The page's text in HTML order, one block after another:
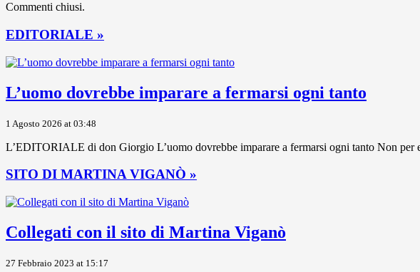
Commenti chiusi.
EDITORIALE »
L’uomo dovrebbe imparare a fermarsi ogni tanto
1 Agosto 2026 at 03:48
L’EDITORIALE di don Giorgio L’uomo dovrebbe imparare a fermarsi ogni tanto Non per
SITO DI MARTINA VIGANÒ »
Collegati con il sito di Martina Viganò
27 Febbraio 2023 at 15:17